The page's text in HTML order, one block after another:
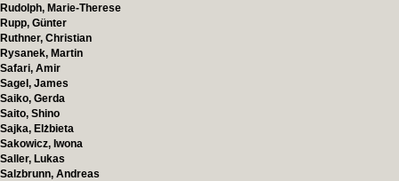
Rudolph, Marie-Therese
Rupp, Günter
Ruthner, Christian
Rysanek, Martin
Safari, Amir
Sagel, James
Saiko, Gerda
Saito, Shino
Sajka, Elżbieta
Sakowicz, Iwona
Saller, Lukas
Salzbrunn, Andreas